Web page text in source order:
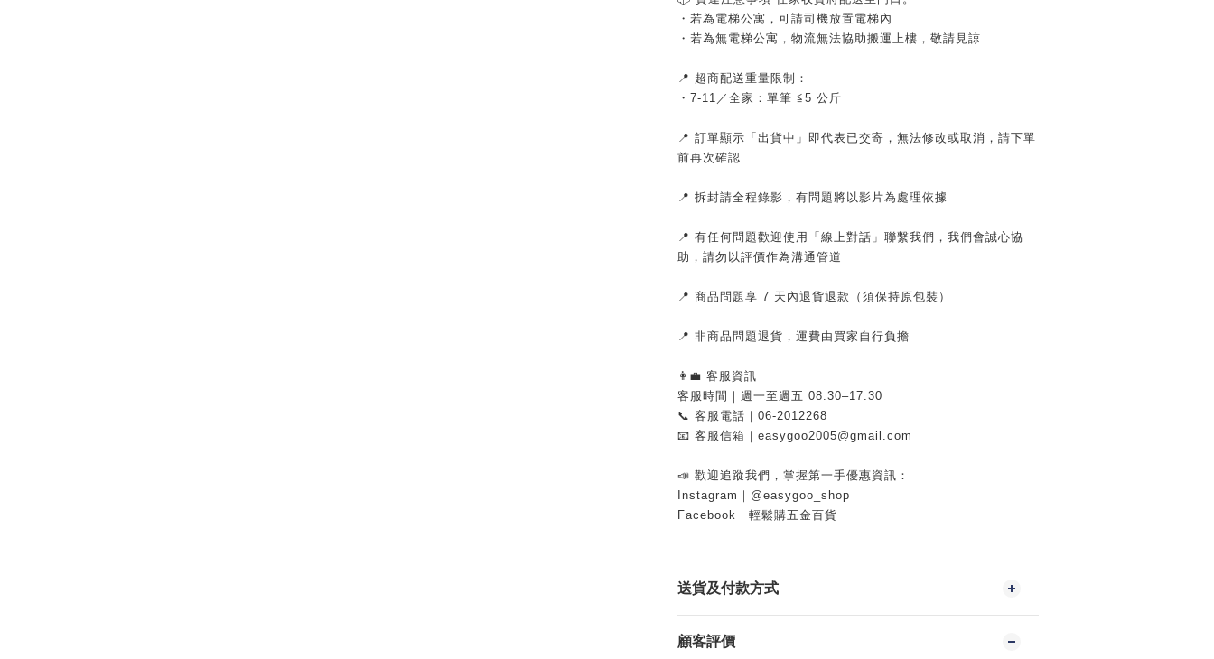
・若為電梯公寓，可請司機放置電梯內
・若為無電梯公寓，物流無法協助搬運上樓，敬請見諒
📍 超商配送重量限制：
・7-11／全家：單筆 ≦5 公斤
📍 訂單顯示「出貨中」即代表已交寄，無法修改或取消，請下單
前再次確認
📍 拆封請全程錄影，有問題將以影片為處理依據
📍 有任何問題歡迎使用「線上對話」聯繫我們，我們會誠心協
助，請勿以評價作為溝通管道
📍 商品問題享 7 天內退貨退款（須保持原包裝）
📍 非商品問題退貨，運費由買家自行負擔
👩‍💼 客服資訊
客服時間｜週一至週五 08:30–17:30
📞 客服電話｜06-2012268
📧 客服信箱｜easygoo2005@gmail.com
📣 歡迎追蹤我們，掌握第一手優惠資訊：
Instagram｜@easygoo_shop
Facebook｜輕鬆購五金百貨
送貨及付款方式
顧客評價